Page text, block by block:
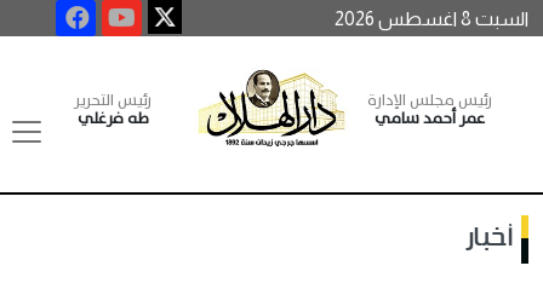
السبت 8 اغسطس 2026
رئيس مجلس الإدارة
عمر أحمد سامي
رئيس التحرير
طه فرغلي
أخبار